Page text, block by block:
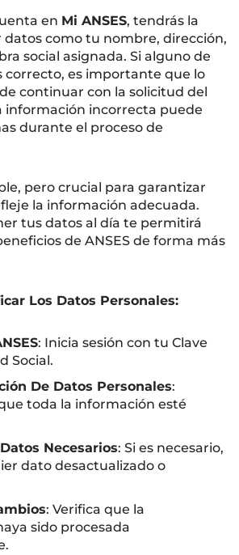
en Mi ANSES, tendrás la
datos como tu nombre, dirección,
social asignada. Si alguno de
correcto, es importante que lo
continuar con la solicitud del
información incorrecta puede
durante el proceso de
pero crucial para garantizar
la información adecuada.
tus datos al día te permitirá
de ANSES de forma más
Los Datos Personales:
: Inicia sesión con tu Clave
Social.
De Datos Personales:
toda la información esté
Necesarios: Si es necesario,
dato desactualizado o
: Verifica que la
sido procesada